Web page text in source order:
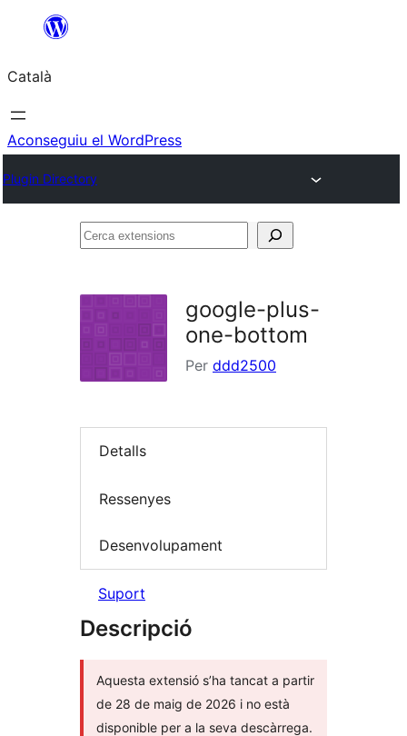
contingut
Català
Aconseguiu el WordPress
Plugin Directory
Cerca
google-plus-
one-bottom
Per ddd2500
Detalls
Ressenyes
Desenvolupament
Suport
Descripció
Aquesta extensió s’ha tancat a partir
de 28 de maig de 2026 i no està
disponible per a la seva descàrrega.